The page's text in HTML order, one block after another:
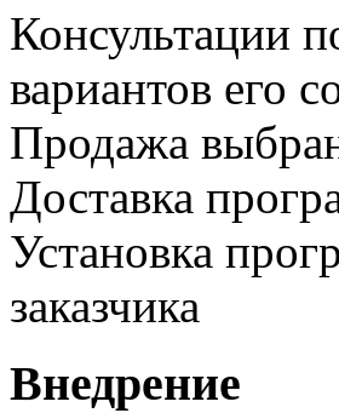
Консультации
вариантов его
Продажа
Доставка
Установка
заказчика
Внедрение